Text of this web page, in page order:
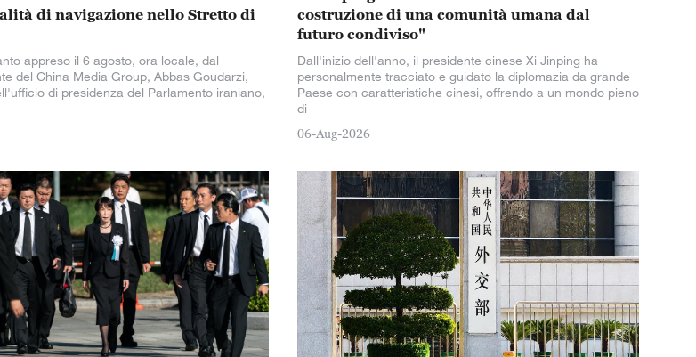
di navigazione nello Stretto di
appreso il 6 agosto, ora locale, dal
del China Media Group, Abbas Goudarzi,
di presidenza del Parlamento iraniano,
costruzione di una comunità umana dal
futuro condiviso"
Dall'inizio dell'anno, il presidente cinese Xi Jinping ha
personalmente tracciato e guidato la diplomazia da grande
Paese con caratteristiche cinesi, offrendo a un mondo pieno
di
06-Aug-2026